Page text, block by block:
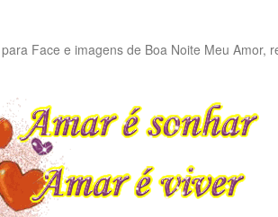
Face e imagens de Boa Noite Meu Amor,